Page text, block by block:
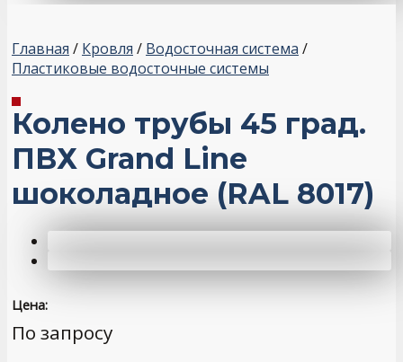
Главная / Кровля / Водосточная система /
Пластиковые водосточные системы
Колено трубы 45 град.
ПВХ Grand Line
шоколадное (RAL 8017)
Цена:
По запросу